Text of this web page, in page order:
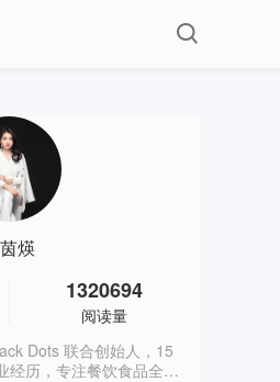
煐
1320694
阅读量
Dots 联合创始人，15
经历，专注餐饮食品全案